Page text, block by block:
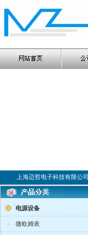
上海迈哲电子科技有限公司
电源设备
· 微欧姆表